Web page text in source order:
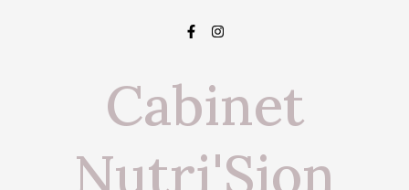
Cabinet
Nutri'Sion